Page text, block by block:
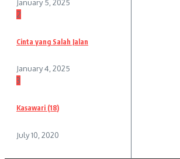
January 5, 2025
2
Cinta yang Salah Jalan
January 4, 2025
3
Kasawari (18)
July 10, 2020